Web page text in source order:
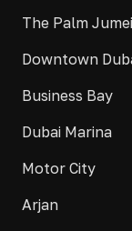
The Palm
Downtown
Business Bay
Dubai Marina
Motor City
Arjan